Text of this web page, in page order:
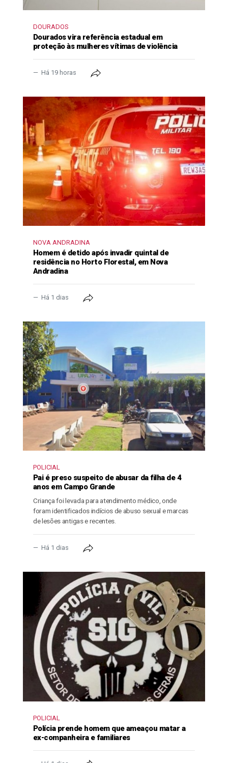
DOURADOS
Dourados vira referência estadual em
proteção às mulheres vítimas de violência
Há 19 horas
NOVA ANDRADINA
Homem é detido após invadir quintal de
residência no Horto Florestal, em Nova
Andradina
Há 1 dias
POLICIAL
Pai é preso suspeito de abusar da filha de 4
anos em Campo Grande
Criança foi levada para atendimento médico, onde
foram identificados indícios de abuso sexual e marcas
de lesões antigas e recentes.
Há 1 dias
POLICIAL
Polícia prende homem que ameaçou matar a
ex-companheira e familiares